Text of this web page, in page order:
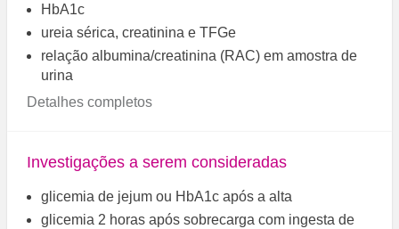
HbA1c
ureia sérica, creatinina e TFGe
relação albumina/creatinina (RAC) em amostra de
urina
Detalhes completos
Investigações a serem consideradas
glicemia de jejum ou HbA1c após a alta
glicemia 2 horas após sobrecarga com ingesta de